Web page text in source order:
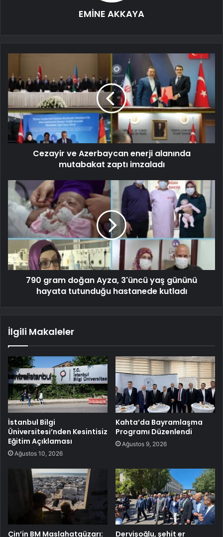
EMİNE AKKAYA
Cezayir ve Azerbaycan enerji alanında
mutabakat zaptı imzaladı
790 gram doğan Ayza, 3'üncü yaş gününü
hayata tutunduğu hastanede kutladı
İlgili Makaleler
İstanbul Bilgi
Üniversitesi’nden Kesintisiz
Eğitim Açıklaması
Ağustos 10, 2026
Kahta’da Bayramlaşma
Programı Düzenlendi
Ağustos 9, 2026
Çin’in BM Maslahatgüzarı: Dervişoğlu, şehit er